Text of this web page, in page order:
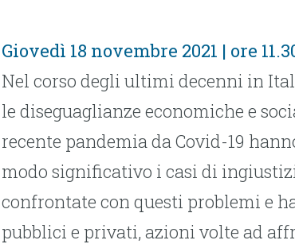
Giovedì 18 novembre 2021 | ore
Nel corso degli ultimi decenni in
le diseguaglianze economiche e
recente pandemia da Covid-19
modo significativo i casi di
confrontate con questi problemi e
pubblici e privati, azioni volte ad